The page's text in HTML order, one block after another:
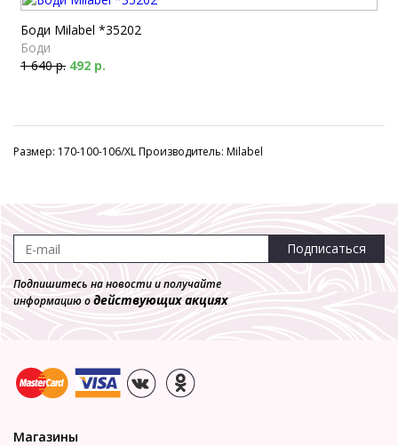
Боди Milabel *35202
Боди
1 640 р. 492 р.
Размер: 170-100-106/XL Производитель: Milabel
Подписаться
Подпишитесь на новости и получайте
информацию одействующих акциях
Магазины